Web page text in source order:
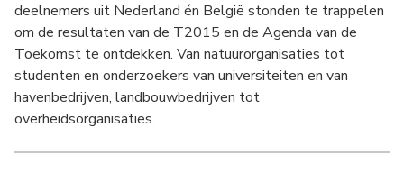
deelnemers uit Nederland én België stonden te trappelen
om de resultaten van de T2015 en de Agenda van de
Toekomst te ontdekken. Van natuurorganisaties tot
studenten en onderzoekers van universiteiten en van
havenbedrijven, landbouwbedrijven tot
overheidsorganisaties.